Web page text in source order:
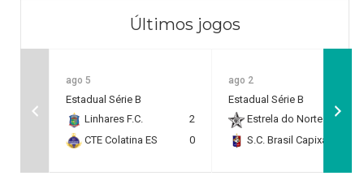
Últimos jogos
ago 5
Estadual Série B
Linhares F.C.
2
CTE Colatina ES
0
ago 2
Estadual Série B
Estrela do Norte F.C.
S.C. Brasil Capixaba